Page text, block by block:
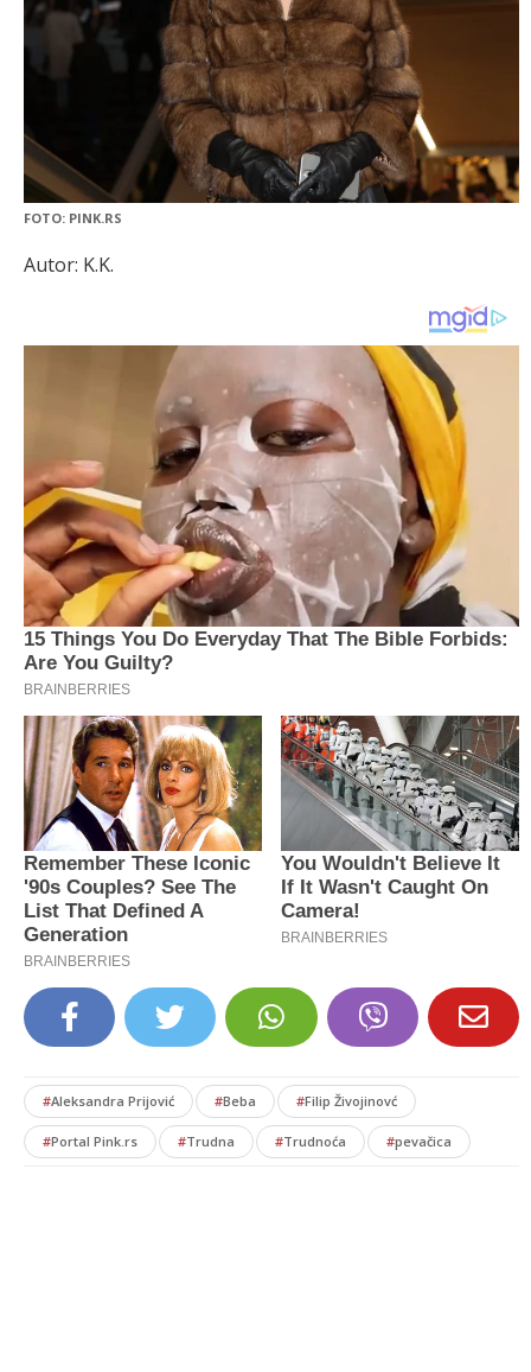
FOTO: PINK.RS
Autor: K.K.
#Aleksandra Prijović #Beba #Filip Živojinovć
#Portal Pink.rs #Trudna #Trudnoća #pevačica